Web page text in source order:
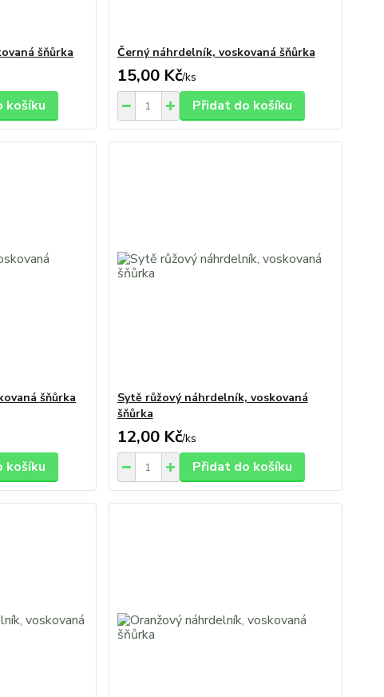
šňůrka
košíku
Černý náhrdelník, voskovaná šňůrka
15,00 Kč/ks
Přidat do košíku
šňůrka
košíku
Sytě růžový náhrdelník, voskovaná
šňůrka
12,00 Kč/ks
Přidat do košíku